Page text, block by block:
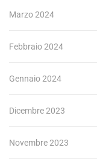
Marzo 2024
Febbraio 2024
Gennaio 2024
Dicembre 2023
Novembre 2023